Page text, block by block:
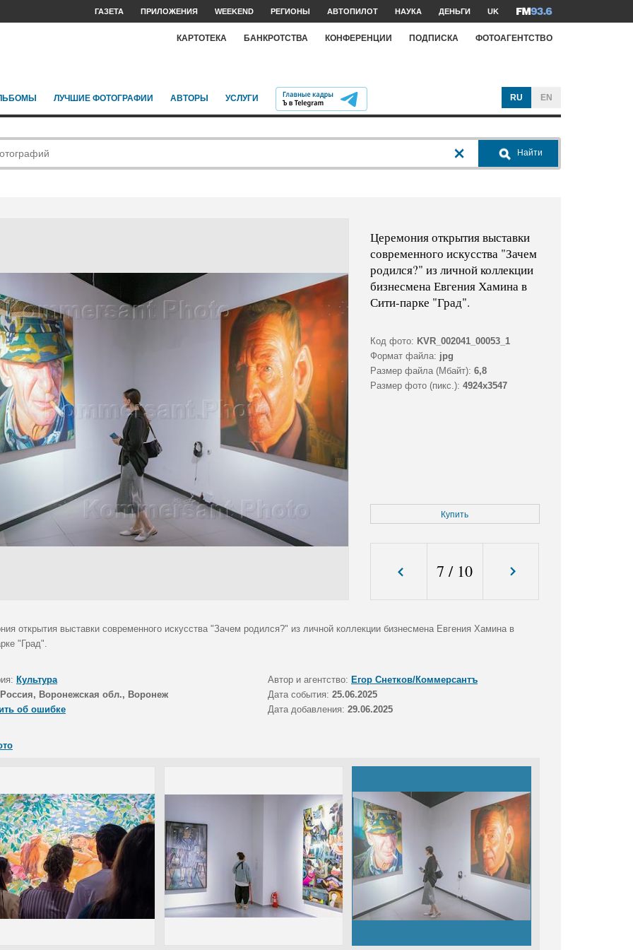
ГАЗЕТА ПРИЛОЖЕНИЯ WEEKEND РЕГИОНЫ АВТОПИЛОТ НАУКА ДЕНЬГИ UK
КАРТОТЕКА БАНКРОТСТВА КОНФЕРЕНЦИИ ПОДПИСКА ФОТОАГЕНТСТВО
ЛУЧШИЕ ФОТОГРАФИИ АВТОРЫ УСЛУГИ RU EN
Найти
Церемония открытия выставки
современного искусства "Зачем
родился?" из личной коллекции
бизнесмена Евгения Хамина в
Сити-парке "Град".
Код фото: KVR_002041_00053_1
Формат файла: jpg
Размер файла (Мбайт): 6,8
Размер фото (пикс.): 4924x3547
Купить
7 / 10
открытия выставки современного искусства "Зачем родился?" из личной коллекции бизнесмена Евгения Хамина в
"Град".
Культура Автор и агентство: Егор Снетков/Коммерсантъ
Россия, Воронежская обл., Воронеж Дата события: 25.06.2025
об ошибке
Дата добавления: 29.06.2025